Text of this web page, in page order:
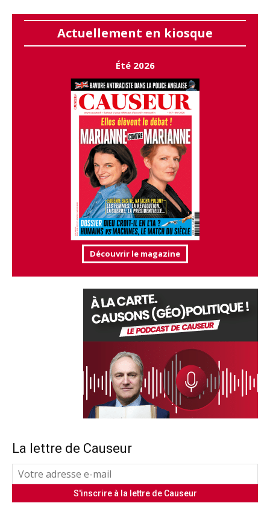
Actuellement en kiosque
Été 2026
Découvrir le magazine
La lettre de Causeur